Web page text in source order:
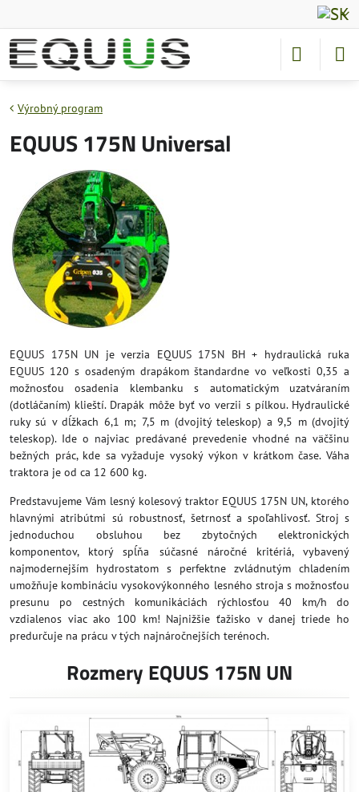
Výrobný program
EQUUS 175N Universal
EQUUS 175N UN je verzia EQUUS 175N BH + hydraulická ruka
EQUUS 120 s osadeným drapákom štandardne vo veľkosti 0,35 a
možnosťou osadenia klembanku s automatickým uzatváraním
(dotláčaním) klieští. Drapák môže byť vo verzii s pílkou. Hydraulické
ruky sú v dĺžkach 6,1 m; 7,5 m (dvojitý teleskop) a 9,5 m (dvojitý
teleskop). Ide o najviac predávané prevedenie vhodné na väčšinu
bežných prác, kde sa vyžaduje vysoký výkon v krátkom čase. Váha
traktora je od ca 12 600 kg.
Predstavujeme Vám lesný kolesový traktor EQUUS 175N UN, ktorého
hlavnými atribútmi sú robustnosť, šetrnosť a spoľahlivosť. Stroj s
jednoduchou obsluhou bez zbytočných elektronických
komponentov, ktorý spĺňa súčasné náročné kritériá, vybavený
najmodernejším hydrostatom s perfektne zvládnutým chladením
umožňuje kombináciu vysokovýkonného lesného stroja s možnosťou
presunu po cestných komunikáciách rýchlosťou 40 km/h do
vzdialenos viac ako 100 km! Najnižšie ťažisko v danej triede ho
predurčuje na prácu v tých najnáročnejších terénoch.
Rozmery EQUUS 175N UN